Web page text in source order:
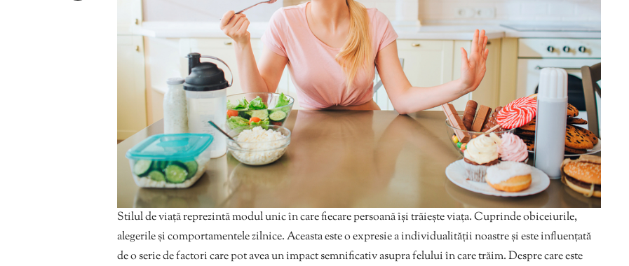
Stilul de viață reprezintă modul unic în care fiecare persoană își trăiește viața. Cuprinde obiceiurile,
alegerile și comportamentele zilnice. Aceasta este o expresie a individualității noastre și este influențată
de o serie de factori care pot avea un impact semnificativ asupra felului în care trăim. Despre care este